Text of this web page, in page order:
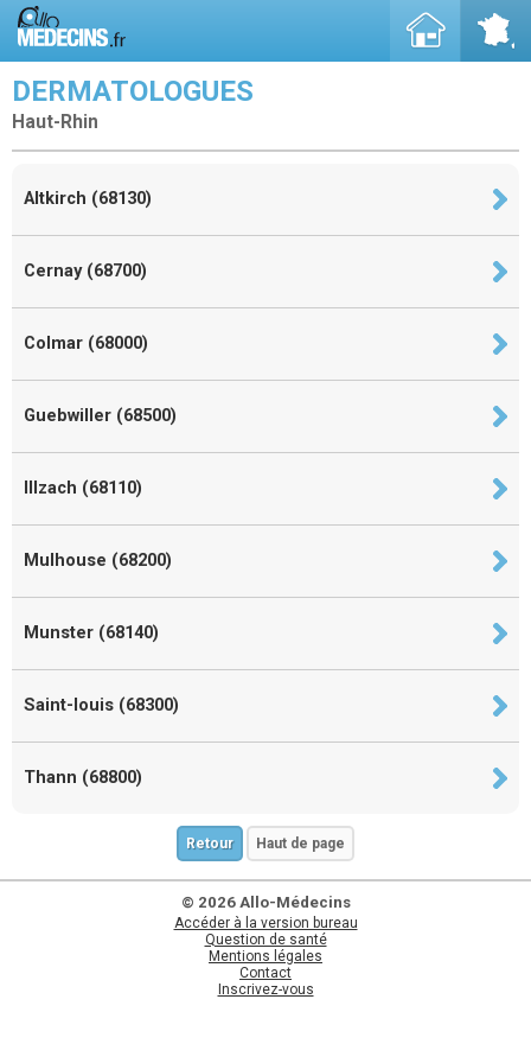
DERMATOLOGUES
Haut-Rhin
Altkirch (68130)
Cernay (68700)
Colmar (68000)
Guebwiller (68500)
Illzach (68110)
Mulhouse (68200)
Munster (68140)
Saint-louis (68300)
Thann (68800)
Retour Haut de page
© 2026 Allo-Médecins
Accéder à la version bureau
Question de santé
Mentions légales
Contact
Inscrivez-vous